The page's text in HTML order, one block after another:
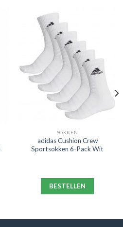
SOKKEN
adidas Cushion Crew
Sportsokken 6-Pack Wit
BESTELLEN